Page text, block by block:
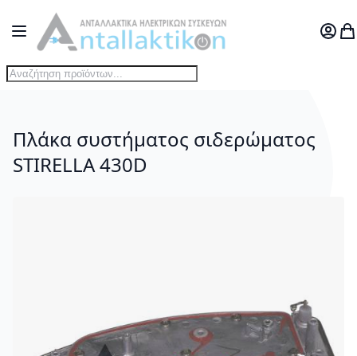
Μετάβαση στο περιεχόμενο
Toggle Nav
Ο
Πλάκα συστήματος σιδερώματος
STIRELLA 430D